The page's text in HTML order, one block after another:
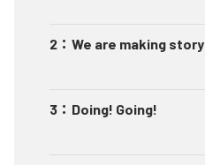
2 ： We are making story
3 ： Doing! Going!